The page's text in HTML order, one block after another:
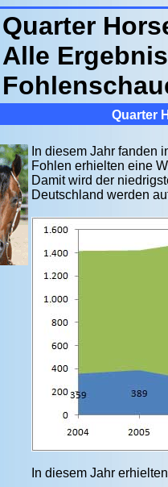
Quarter
Alle
Quarter
In diesem Jahr fanden
Fohlen erhielten eine
Damit wird der
Deutschland werden
In diesem Jahr